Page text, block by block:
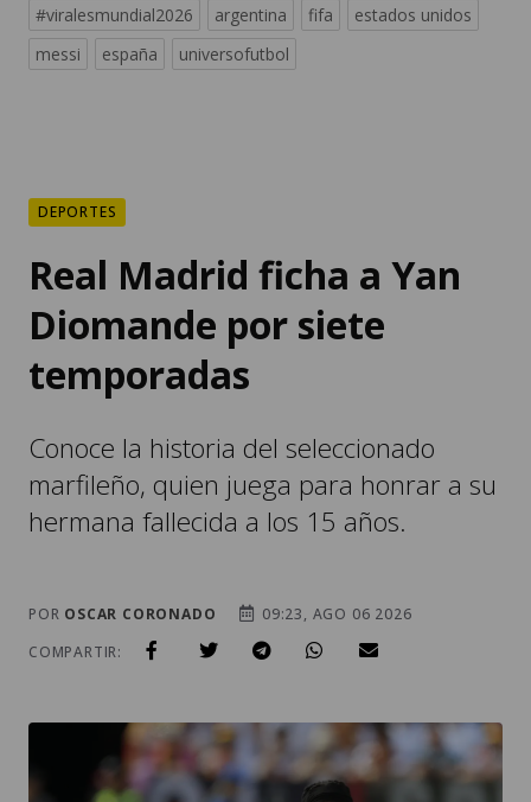
#viralesmundial2026
argentina fifa
estados unidos
messi
españa universofutbol
DEPORTES
Real Madrid ficha a Yan
Diomande por siete
temporadas
Conoce la historia del seleccionado
marfileño, quien juega para honrar a su
hermana fallecida a los 15 años.
POR OSCAR CORONADO
09:23, AGO 06 2026
COMPARTIR: